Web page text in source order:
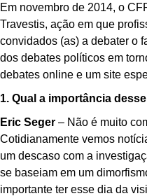
Em novembro de 2014, o
Travestis, ação em que
convidados (as) a debater o
dos debates políticos em
debates online e um site
1. Qual a importância
Eric Seger – Não é muito
Cotidianamente vemos
um descaso com a
se baseiam em um
importante ter esse dia da